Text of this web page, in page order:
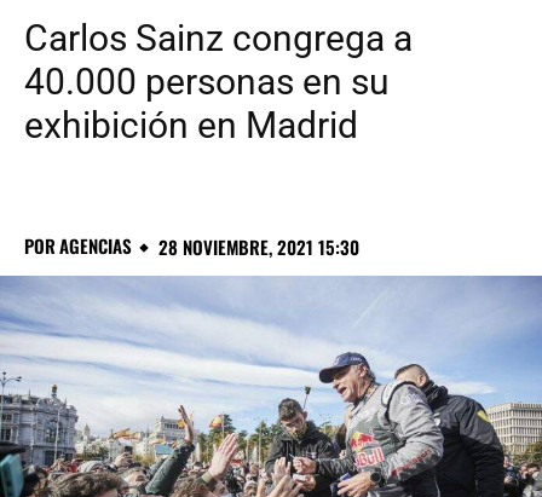
Carlos Sainz congrega a
40.000 personas en su
exhibición en Madrid
PORAGENCIAS 28 NOVIEMBRE, 2021 15:30